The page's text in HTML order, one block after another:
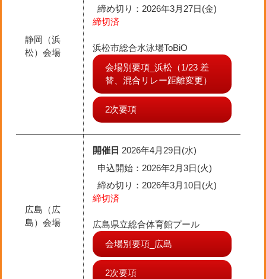
静岡（浜
松）会場
締め切り ：2026年3月27日(金)
締切済
浜松市総合水泳場ToBiO
会場別要項_浜松（1/23 差
替、混合リレー距離変更）
2次要項
広島（広
島）会場
開催日 2026年4月29日(水)
申込開始：2026年2月3日(火)
締め切り ：2026年3月10日(火)
締切済
広島県立総合体育館プール
会場別要項_広島
2次要項